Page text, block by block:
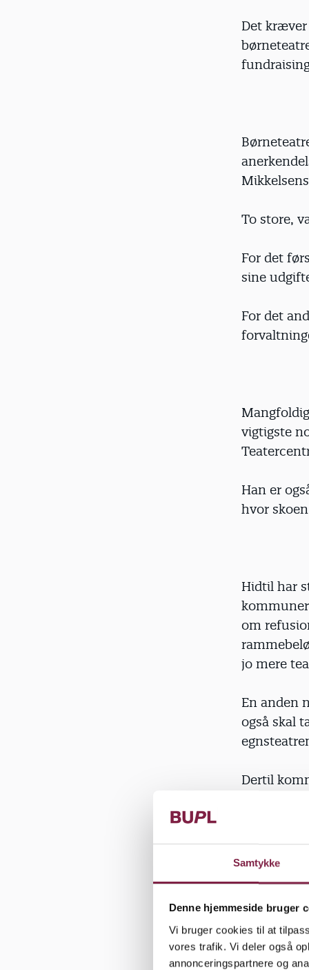
Samtykke
Denne hjemmeside bruger
Vi bruger cookies til at
vores trafik. Vi deler også
annonceringspartnere og
Det
To store,
For det
sine
For det
vigtigste
Han er
hvor
Hidtil har
om
jo mere
En anden
også skal
Dertil
arbejde.
nogle
Henrik